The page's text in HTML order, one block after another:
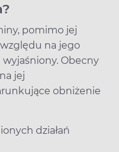
pomimo jej
na jego
wyjaśniony. Obecny
jej
obniżenie
działań